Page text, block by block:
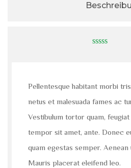
Pellentesque habitant morbi
netus et malesuada fames ac
Vestibulum tortor quam,
tempor sit amet, ante. Donec
quam egestas semper.
Mauris placerat eleifend leo.